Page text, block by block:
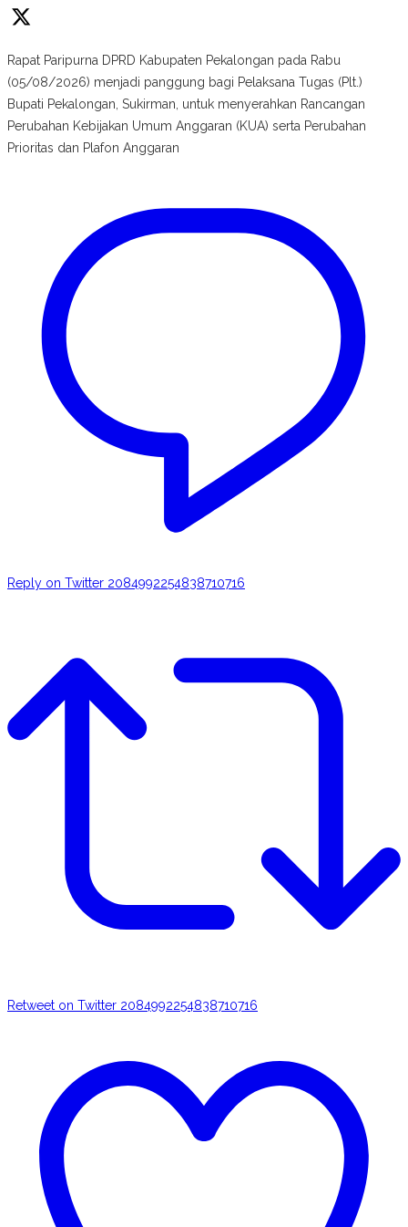
Rapat Paripurna DPRD Kabupaten Pekalongan pada Rabu
(05/08/2026) menjadi panggung bagi Pelaksana Tugas (Plt.)
Bupati Pekalongan, Sukirman, untuk menyerahkan Rancangan
Perubahan Kebijakan Umum Anggaran (KUA) serta Perubahan
Prioritas dan Plafon Anggaran
Reply on Twitter 2084992254838710716
Retweet on Twitter 2084992254838710716